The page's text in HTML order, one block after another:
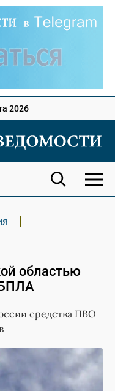
2026
областью
БПЛА
средства ПВО